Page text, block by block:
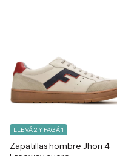
Zapatillas hombre Jhon 4
LLEVÁ 2 Y PAGÁ 1